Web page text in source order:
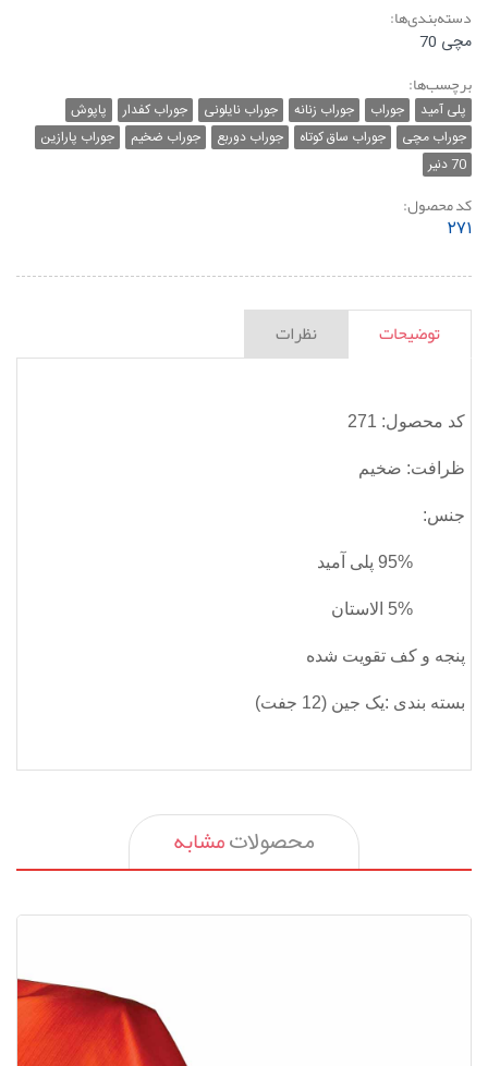
دسته‌بندی‌ها:
مچی 70
برچسب‌ها:
پلی آمید جوراب جوراب زنانه جوراب نایلونی جوراب کفدار
پاپوش
جوراب مچی
جوراب ساق کوتاه جوراب دوربع جوراب ضخیم
جوراب پارازین
70 دنیر
کد محصول:
۲۷۱
توضیحات نظرات
کد محصول: 271
ظرافت: ضخیم
جنس:
95% پلی آمید
5% الاستان
پنجه و کف تقویت شده
بسته بندی :یک جین (12 جفت)
محصولاتمشابه